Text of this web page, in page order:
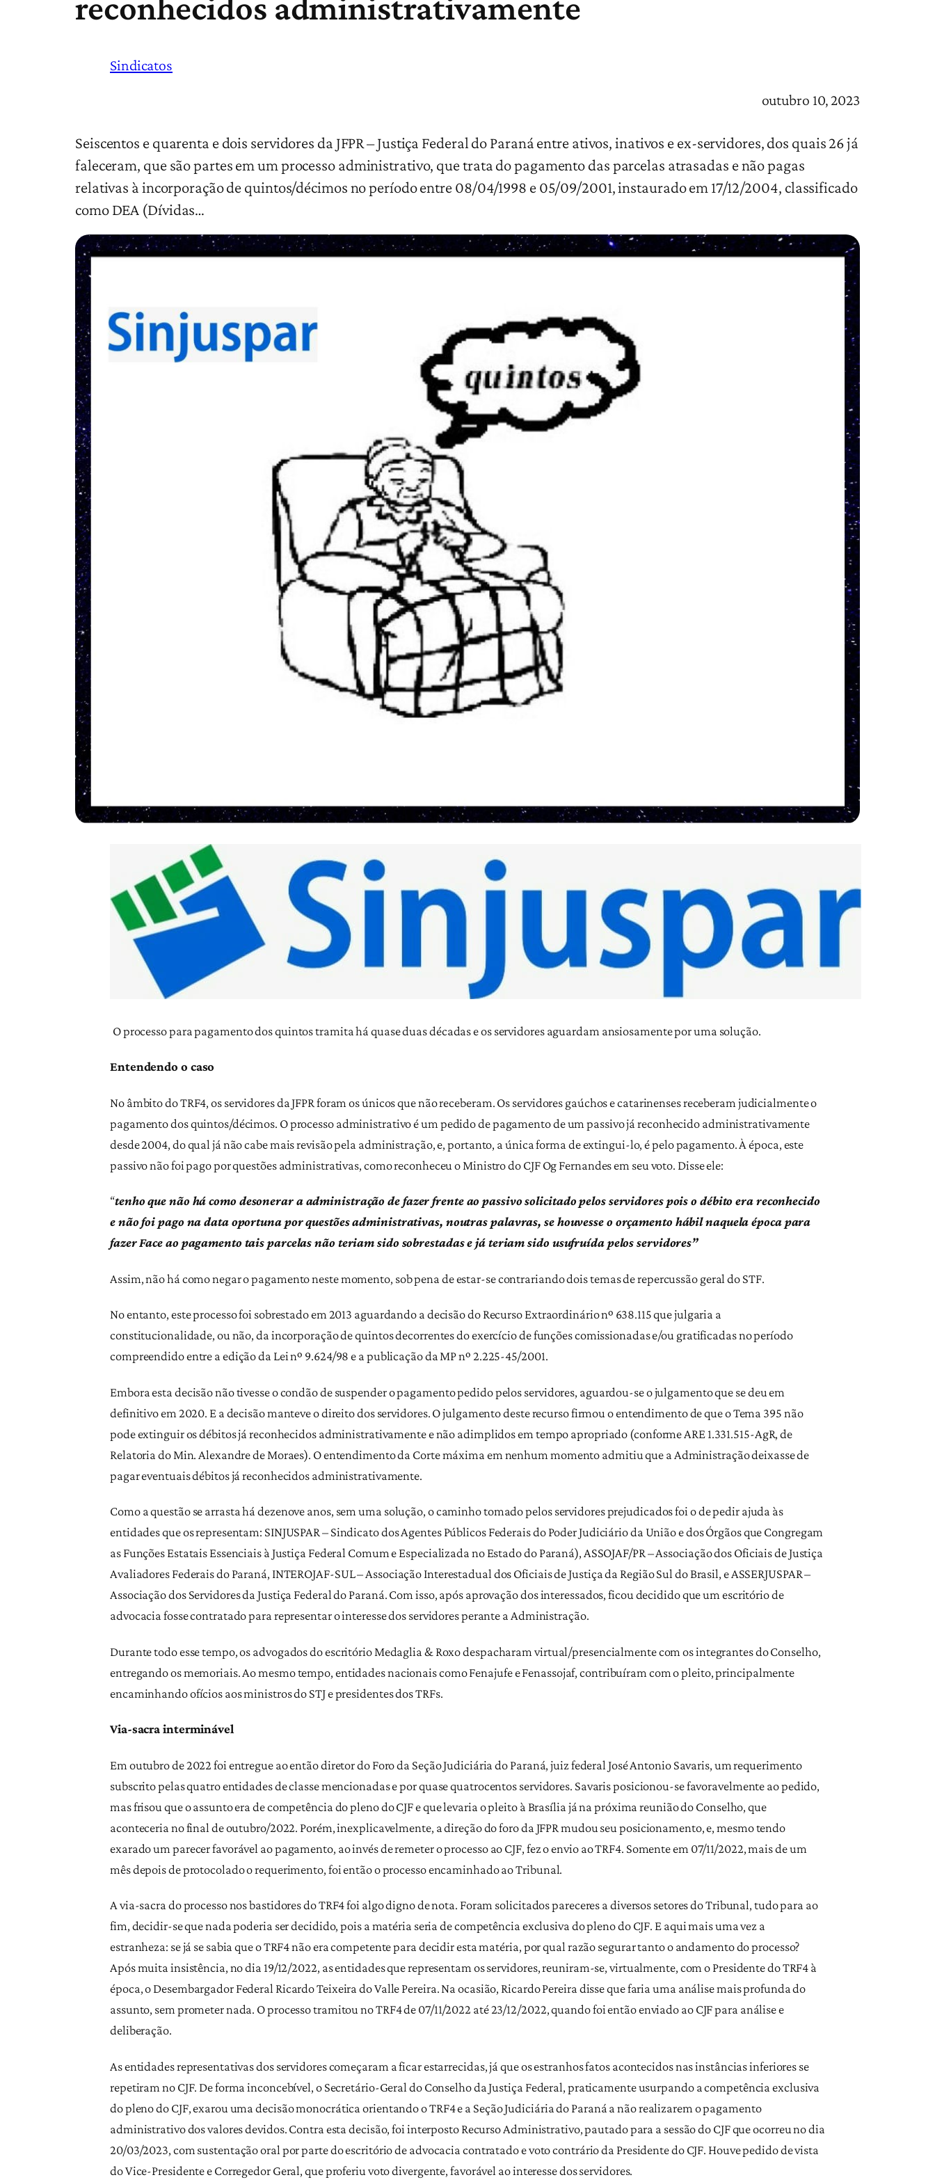
Sindicatos
outubro 10, 2023
Seiscentos e quarenta e dois servidores da JFPR – Justiça Federal do Paraná entre ativos, inativos e ex-servidores, dos quais 26 já
faleceram, que são partes em um processo administrativo, que trata do pagamento das parcelas atrasadas e não pagas
relativas à incorporação de quintos/décimos no período entre 08/04/1998 e 05/09/2001, instaurado em 17/12/2004, classificado
como DEA (Dívidas…
O processo para pagamento dos quintos tramita há quase duas décadas e os servidores aguardam ansiosamente por uma solução.
Entendendo o caso
No âmbito do TRF4, os servidores da JFPR foram os únicos que não receberam. Os servidores gaúchos e catarinenses receberam judicialmente o
pagamento dos quintos/décimos. O processo administrativo é um pedido de pagamento de um passivo já reconhecido administrativamente
desde 2004, do qual já não cabe mais revisão pela administração, e, portanto, a única forma de extingui-lo, é pelo pagamento. À época, este
passivo não foi pago por questões administrativas, como reconheceu o Ministro do CJF Og Fernandes em seu voto. Disse ele:
“tenho que não há como desonerar a administração de fazer frente ao passivo solicitado pelos servidores pois o débito era reconhecido
e não foi pago na data oportuna por questões administrativas, noutras palavras, se houvesse o orçamento hábil naquela época para
fazer Face ao pagamento tais parcelas não teriam sido sobrestadas e já teriam sido usufruída pelos servidores”
Assim, não há como negar o pagamento neste momento, sob pena de estar-se contrariando dois temas de repercussão geral do STF.
No entanto, este processo foi sobrestado em 2013 aguardando a decisão do Recurso Extraordinário nº 638.115 que julgaria a
constitucionalidade, ou não, da incorporação de quintos decorrentes do exercício de funções comissionadas e/ou gratificadas no período
compreendido entre a edição da Lei nº 9.624/98 e a publicação da MP nº 2.225-45/2001.
Embora esta decisão não tivesse o condão de suspender o pagamento pedido pelos servidores, aguardou-se o julgamento que se deu em
definitivo em 2020. E a decisão manteve o direito dos servidores. O julgamento deste recurso firmou o entendimento de que o Tema 395 não
pode extinguir os débitos já reconhecidos administrativamente e não adimplidos em tempo apropriado (conforme ARE 1.331.515-AgR, de
Relatoria do Min. Alexandre de Moraes). O entendimento da Corte máxima em nenhum momento admitiu que a Administração deixasse de
pagar eventuais débitos já reconhecidos administrativamente.
Como a questão se arrasta há dezenove anos, sem uma solução, o caminho tomado pelos servidores prejudicados foi o de pedir ajuda às
entidades que os representam: SINJUSPAR – Sindicato dos Agentes Públicos Federais do Poder Judiciário da União e dos Órgãos que Congregam
as Funções Estatais Essenciais à Justiça Federal Comum e Especializada no Estado do Paraná), ASSOJAF/PR – Associação dos Oficiais de Justiça
Avaliadores Federais do Paraná, INTEROJAF-SUL – Associação Interestadual dos Oficiais de Justiça da Região Sul do Brasil, e ASSERJUSPAR –
Associação dos Servidores da Justiça Federal do Paraná. Com isso, após aprovação dos interessados, ficou decidido que um escritório de
advocacia fosse contratado para representar o interesse dos servidores perante a Administração.
Durante todo esse tempo, os advogados do escritório Medaglia & Roxo despacharam virtual/presencialmente com os integrantes do Conselho,
entregando os memoriais. Ao mesmo tempo, entidades nacionais como Fenajufe e Fenassojaf, contribuíram com o pleito, principalmente
encaminhando ofícios aos ministros do STJ e presidentes dos TRFs.
Via-sacra interminável
Em outubro de 2022 foi entregue ao então diretor do Foro da Seção Judiciária do Paraná, juiz federal José Antonio Savaris, um requerimento
subscrito pelas quatro entidades de classe mencionadas e por quase quatrocentos servidores. Savaris posicionou-se favoravelmente ao pedido,
mas frisou que o assunto era de competência do pleno do CJF e que levaria o pleito à Brasília já na próxima reunião do Conselho, que
aconteceria no final de outubro/2022. Porém, inexplicavelmente, a direção do foro da JFPR mudou seu posicionamento, e, mesmo tendo
exarado um parecer favorável ao pagamento, ao invés de remeter o processo ao CJF, fez o envio ao TRF4. Somente em 07/11/2022, mais de um
mês depois de protocolado o requerimento, foi então o processo encaminhado ao Tribunal.
A via-sacra do processo nos bastidores do TRF4 foi algo digno de nota. Foram solicitados pareceres a diversos setores do Tribunal, tudo para ao
fim, decidir-se que nada poderia ser decidido, pois a matéria seria de competência exclusiva do pleno do CJF. E aqui mais uma vez a
estranheza: se já se sabia que o TRF4 não era competente para decidir esta matéria, por qual razão segurar tanto o andamento do processo?
Após muita insistência, no dia 19/12/2022, as entidades que representam os servidores, reuniram-se, virtualmente, com o Presidente do TRF4 à
época, o Desembargador Federal Ricardo Teixeira do Valle Pereira. Na ocasião, Ricardo Pereira disse que faria uma análise mais profunda do
assunto, sem prometer nada. O processo tramitou no TRF4 de 07/11/2022 até 23/12/2022, quando foi então enviado ao CJF para análise e
deliberação.
As entidades representativas dos servidores começaram a ficar estarrecidas, já que os estranhos fatos acontecidos nas instâncias inferiores se
repetiram no CJF. De forma inconcebível, o Secretário-Geral do Conselho da Justiça Federal, praticamente usurpando a competência exclusiva
do pleno do CJF, exarou uma decisão monocrática orientando o TRF4 e a Seção Judiciária do Paraná a não realizarem o pagamento
administrativo dos valores devidos. Contra esta decisão, foi interposto Recurso Administrativo, pautado para a sessão do CJF que ocorreu no dia
20/03/2023, com sustentação oral por parte do escritório de advocacia contratado e voto contrário da Presidente do CJF. Houve pedido de vista
do Vice-Presidente e Corregedor Geral, que proferiu voto divergente, favorável ao interesse dos servidores.